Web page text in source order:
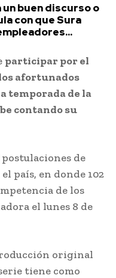
un buen discurso o
con que Sura
participar por el
afortunados
temporada de la
contando su
de
país, en donde 102
de los
el lunes 8 de
original
tiene como